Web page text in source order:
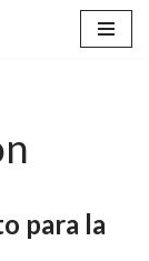
para la